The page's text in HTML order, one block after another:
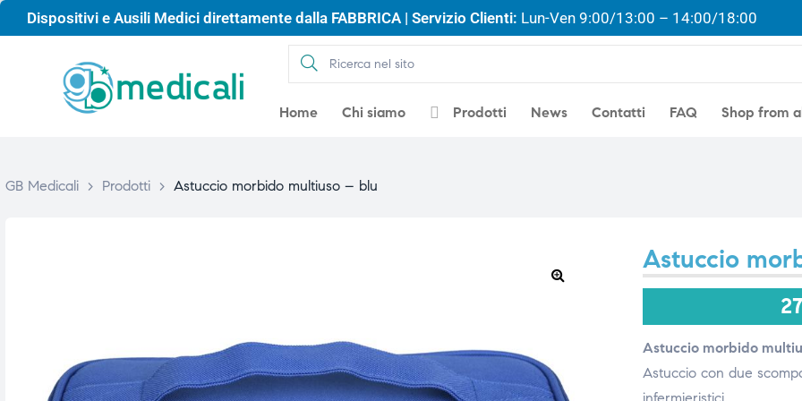
Dispositivi e Ausili Medici direttamente dalla FABBRICA | Servizio Clienti: Lun-Ven 9:00/13:00 – 14:00/18:00
Home Chi siamo Prodotti News Contatti FAQ Shop from
GB Medicali > Prodotti > Astuccio morbido multiuso – blu
Astuccio
Astuccio morbido
Astuccio con due